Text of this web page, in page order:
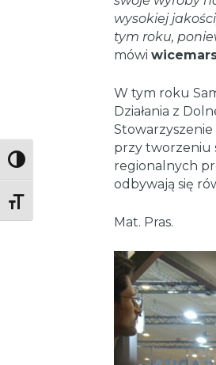
Toggle High Contrast
Toggle Font size
wysokiej
tym roku,
mówi
W tym roku
Działania z
Stowarzyszenie
przy tworzeniu
regionalnych
odbywają się
Mat. Pras.